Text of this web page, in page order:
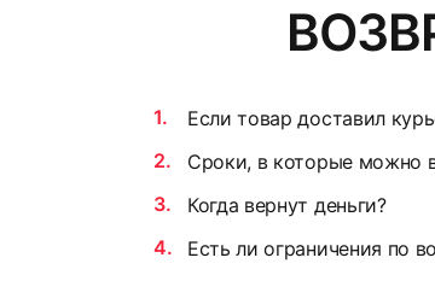
Если товар доставил
Сроки, в которые можно
Когда вернут деньги?
Есть ли ограничения по